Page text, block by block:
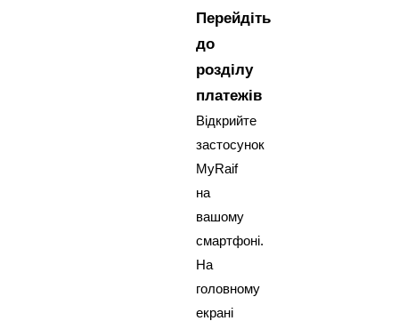
Перейдіть
до
розділу
платежів
Відкрийте
застосунок
MyRaif
на
вашому
смартфоні.
На
головному
екрані